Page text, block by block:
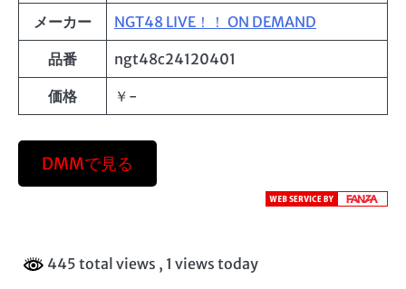
メーカー NGT48 LIVE！！ ON DEMAND
品番 ngt48c24120401
価格 ￥-
DMMで見る
445 total views , 1 views today